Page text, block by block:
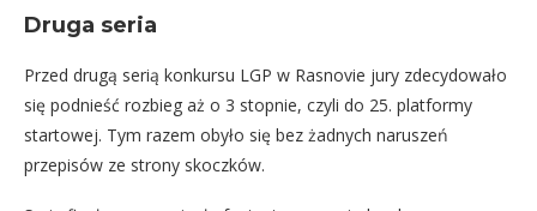
Druga seria
Przed drugą serią konkursu LGP w Rasnovie jury zdecydowało
się podnieść rozbieg aż o 3 stopnie, czyli do 25. platformy
startowej. Tym razem obyło się bez żadnych naruszeń
przepisów ze strony skoczków.